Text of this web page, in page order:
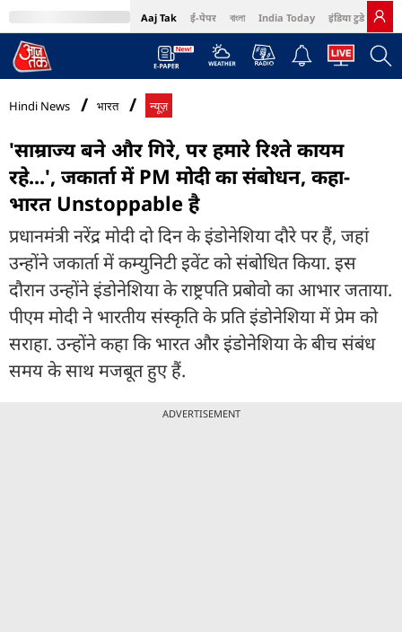
Aaj Tak ई-पेपर বাংলা India Today इंडिया टुडे हिंदी
MumbaiTak Cosmopolitan Harper's Bazaar Northeast
Hindi News भारत न्यूज़
'साम्राज्य बने और गिरे, पर हमारे रिश्ते कायम
रहे...', जकार्ता में PM मोदी का संबोधन, कहा-
भारत Unstoppable है
प्रधानमंत्री नरेंद्र मोदी दो दिन के इंडोनेशिया दौरे पर हैं, जहां
उन्होंने जकार्ता में कम्युनिटी इवेंट को संबोधित किया. इस
दौरान उन्होंने इंडोनेशिया के राष्ट्रपति प्रबोवो का आभार जताया.
पीएम मोदी ने भारतीय संस्कृति के प्रति इंडोनेशिया में प्रेम को
सराहा. उन्होंने कहा कि भारत और इंडोनेशिया के बीच संबंध
समय के साथ मजबूत हुए हैं.
ADVERTISEMENT